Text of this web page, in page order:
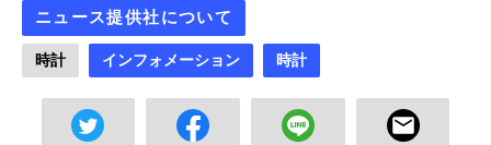
ニュース提供社について
時計 インフォメーション 時計